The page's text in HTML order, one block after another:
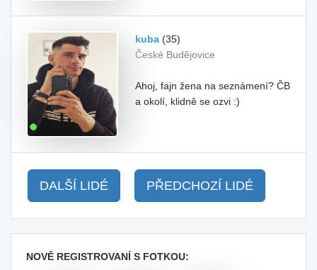
kuba (35)
České Budějovice
Ahoj, fajn žena na seznámení? ČB
a okolí, klidně se ozvi :)
DALŠÍ LIDÉ PŘEDCHOZÍ LIDÉ
NOVĚ REGISTROVANÍ S FOTKOU: